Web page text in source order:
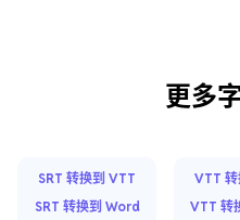
更多
SRT 转换到 VTT
SRT 转换到 Word
VTT 转
VTT 转